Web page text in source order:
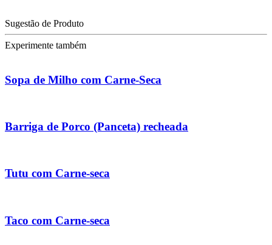
Sugestão de Produto
Experimente também
Sopa de Milho com Carne-Seca
Barriga de Porco (Panceta) recheada
Tutu com Carne-seca
Taco com Carne-seca